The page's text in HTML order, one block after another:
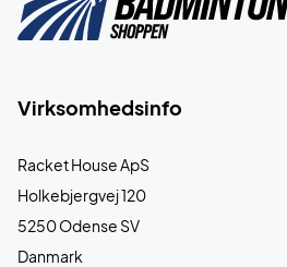
Virksomhedsinfo
Racket House ApS
Holkebjergvej 120
5250 Odense SV
Danmark